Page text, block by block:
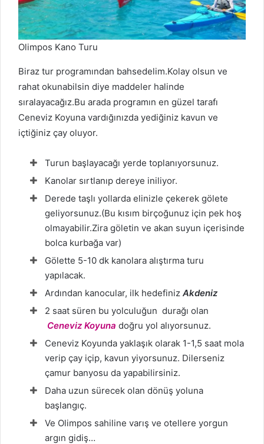
Olimpos Kano Turu
Biraz tur programından bahsedelim.Kolay olsun ve
rahat okunabilsin diye maddeler halinde
sıralayacağız.Bu arada programın en güzel tarafı
Ceneviz Koyuna vardığınızda yediğiniz kavun ve
içtiğiniz çay oluyor.
Turun başlayacağı yerde toplanıyorsunuz.
Kanolar sırtlanıp dereye iniliyor.
Derede taşlı yollarda elinizle çekerek gölete
geliyorsunuz.(Bu kısım birçoğunuz için pek hoş
olmayabilir.Zira göletin ve akan suyun içerisinde
bolca kurbağa var)
Gölette 5-10 dk kanolara alıştırma turu
yapılacak.
Ardından kanocular, ilk hedefiniz Akdeniz
2 saat süren bu yolculuğun durağı olan
Ceneviz Koyuna doğru yol alıyorsunuz.
Ceneviz Koyunda yaklaşık olarak 1-1,5 saat mola
verip çay içip, kavun yiyorsunuz. Dilerseniz
çamur banyosu da yapabilirsiniz.
Daha uzun sürecek olan dönüş yoluna
başlangıç.
Ve Olimpos sahiline varış ve otellere yorgun
argın gidiş…